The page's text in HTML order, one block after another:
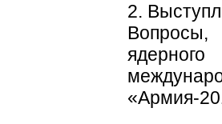
2.
Вопросы,
«Армия-